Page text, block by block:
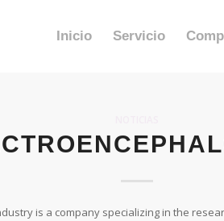
Inicio Servicio
is a company specializing in the